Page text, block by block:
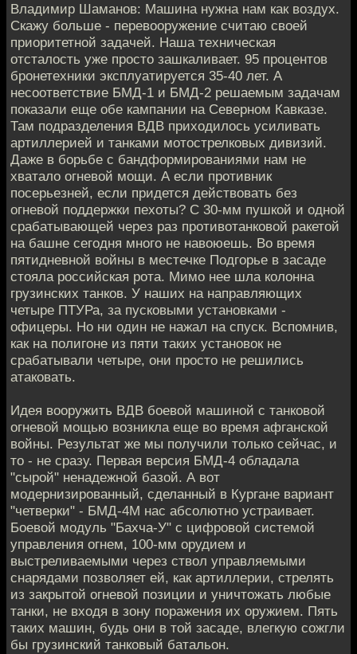
Владимир Шаманов: Машина нужна нам как воздух.
Скажу больше - перевооружение считаю своей
приоритетной задачей. Наша техническая
отсталость уже просто зашкаливает. 95 процентов
бронетехники эксплуатируется 35-40 лет. А
несоответствие БМД-1 и БМД-2 решаемым задачам
показали еще обе кампании на Северном Кавказе.
Там подразделения ВДВ приходилось усиливать
артиллерией и танками мотострелковых дивизий.
Даже в борьбе с бандформированиями нам не
хватало огневой мощи. А если противник
посерьезней, если придется действовать без
огневой поддержки пехоты? С 30-мм пушкой и одной
срабатывающей через раз противотанковой ракетой
на башне сегодня много не навоюешь. Во время
пятидневной войны в местечке Подгорье в засаде
стояла российская рота. Мимо нее шла колонна
грузинских танков. У наших на направляющих
четыре ПТУРа, за пусковыми установками -
офицеры. Но ни один не нажал на спуск. Вспомнив,
как на полигоне из пяти таких установок не
срабатывали четыре, они просто не решились
атаковать.
Идея вооружить ВДВ боевой машиной с танковой
огневой мощью возникла еще во время афганской
войны. Результат же мы получили только сейчас, и
то - не сразу. Первая версия БМД-4 обладала
"сырой" ненадежной базой. А вот
модернизированный, сделанный в Кургане вариант
"четверки" - БМД-4М нас абсолютно устраивает.
Боевой модуль "Бахча-У" с цифровой системой
управления огнем, 100-мм орудием и
выстреливаемыми через ствол управляемыми
снарядами позволяет ей, как артиллерии, стрелять
из закрытой огневой позиции и уничтожать любые
танки, не входя в зону поражения их оружием. Пять
таких машин, будь они в той засаде, влегкую сожгли
бы грузинский танковый батальон.